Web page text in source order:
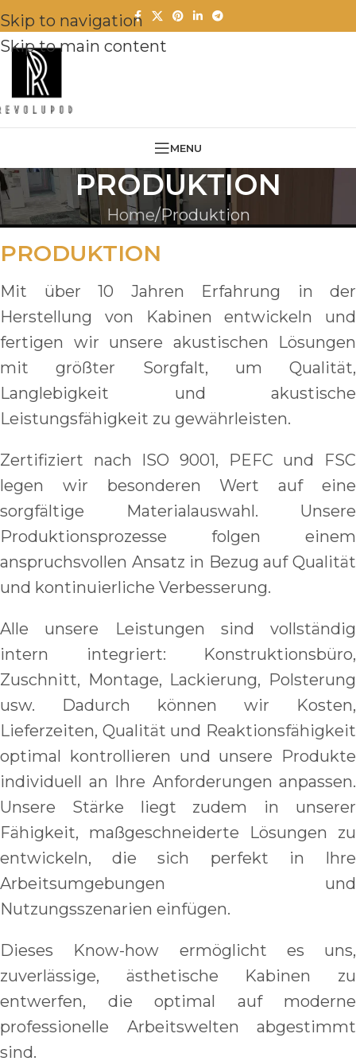
Skip to navigation
Skip to main content
MENU
PRODUKTION
Home Produktion
PRODUKTION
Mit über 10 Jahren Erfahrung in der
Herstellung von Kabinen entwickeln und
fertigen wir unsere akustischen Lösungen
mit größter Sorgfalt, um Qualität,
Langlebigkeit und akustische
Leistungsfähigkeit zu gewährleisten.
Zertifiziert nach ISO 9001, PEFC und FSC
legen wir besonderen Wert auf eine
sorgfältige Materialauswahl. Unsere
Produktionsprozesse folgen einem
anspruchsvollen Ansatz in Bezug auf Qualität
und kontinuierliche Verbesserung.
Alle unsere Leistungen sind vollständig
intern integriert: Konstruktionsbüro,
Zuschnitt, Montage, Lackierung, Polsterung
usw. Dadurch können wir Kosten,
Lieferzeiten, Qualität und Reaktionsfähigkeit
optimal kontrollieren und unsere Produkte
individuell an Ihre Anforderungen anpassen.
Unsere Stärke liegt zudem in unserer
Fähigkeit, maßgeschneiderte Lösungen zu
entwickeln, die sich perfekt in Ihre
Arbeitsumgebungen und
Nutzungsszenarien einfügen.
Dieses Know-how ermöglicht es uns,
zuverlässige, ästhetische Kabinen zu
entwerfen, die optimal auf moderne
professionelle Arbeitswelten abgestimmt
sind.